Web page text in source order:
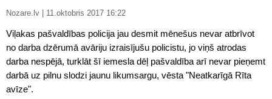
Nozare.lv | 11.oktobris 2017 16:22
Viļakas pašvaldības policija jau desmit mēnešus nevar atbrīvot
no darba dzērumā avāriju izraisījušu policistu, jo viņš atrodas
darba nespējā, turklāt šī iemesla dēļ pašvaldība arī nevar pieņemt
darbā uz pilnu slodzi jaunu likumsargu, vēsta "Neatkarīgā Rīta
avīze".